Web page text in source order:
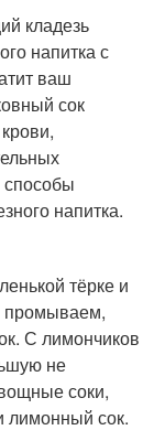
кладезь
напитка с
ваш
сок
напитка.
тёрке и
промываем,
С лимончиков
не
соки,
лимонный сок.